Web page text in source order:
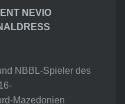
NEVIO
NBBL-Spieler des
Mazedonien